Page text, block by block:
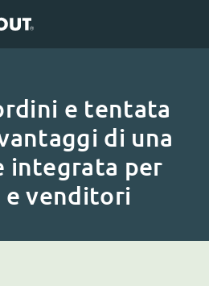
e tentata
di una
integrata per
e venditori